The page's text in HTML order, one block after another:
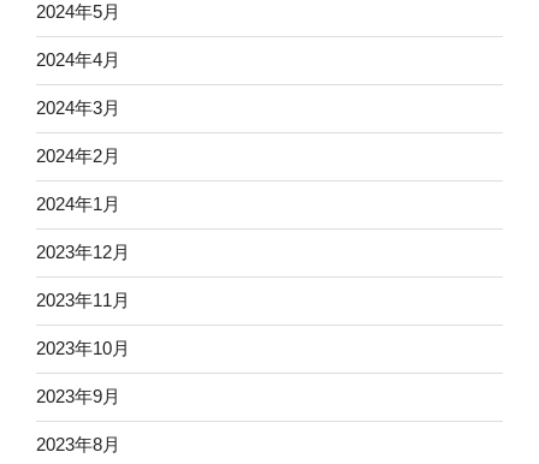
2024年5月
2024年4月
2024年3月
2024年2月
2024年1月
2023年12月
2023年11月
2023年10月
2023年9月
2023年8月